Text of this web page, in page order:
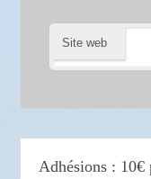
Site web
Adhésions : 10€